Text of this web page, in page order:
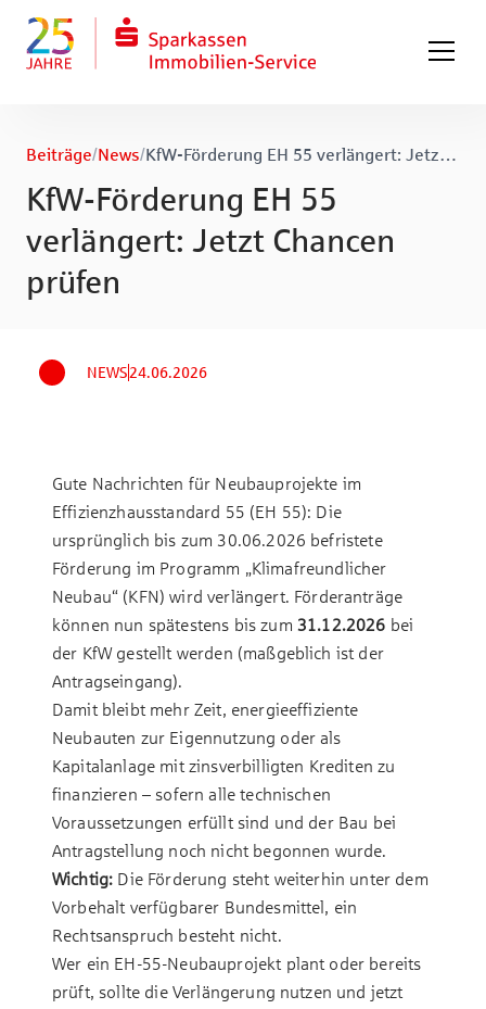
Zum Fuß springen
Beiträge/News/ KfW-Förderung EH 55 verlängert: Jetzt Chancen prüfen
KfW-Förderung EH 55
verlängert: Jetzt Chancen
prüfen
NEWS24.06.2026
Gute Nachrichten für Neubauprojekte im
Effizienzhausstandard 55 (EH 55): Die
ursprünglich bis zum 30.06.2026 befristete
Förderung im Programm „Klimafreundlicher
Neubau“ (KFN) wird verlängert. Förderanträge
können nun spätestens bis zum 31.12.2026 bei
der KfW gestellt werden (maßgeblich ist der
Antragseingang).
Damit bleibt mehr Zeit, energieeffiziente
Neubauten zur Eigennutzung oder als
Kapitalanlage mit zinsverbilligten Krediten zu
finanzieren – sofern alle technischen
Voraussetzungen erfüllt sind und der Bau bei
Antragstellung noch nicht begonnen wurde.
Wichtig: Die Förderung steht weiterhin unter dem
Vorbehalt verfügbarer Bundesmittel, ein
Rechtsanspruch besteht nicht.
Wer ein EH-55-Neubauprojekt plant oder bereits
prüft, sollte die Verlängerung nutzen und jetzt